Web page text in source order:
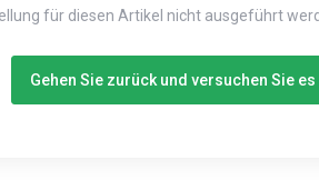
für diesen Artikel nicht ausgeführt
Gehen Sie zurück und versuchen Sie